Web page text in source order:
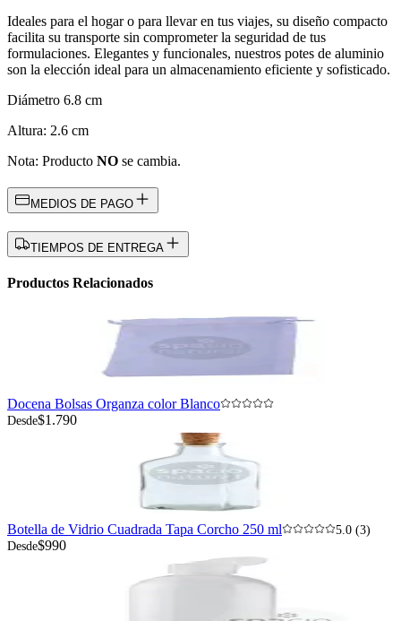
Ideales para el hogar o para llevar en tus viajes, su diseño compacto
facilita su transporte sin comprometer la seguridad de tus
formulaciones. Elegantes y funcionales, nuestros potes de aluminio
son la elección ideal para un almacenamiento eficiente y sofisticado.
Diámetro 6.8 cm
Altura: 2.6 cm
Nota: Producto NO se cambia.
MEDIOS DE PAGO
TIEMPOS DE ENTREGA
Productos Relacionados
Docena Bolsas Organza color Blanco
Desde$1.790
Botella de Vidrio Cuadrada Tapa Corcho 250 ml
5.0 (3)
Desde$990